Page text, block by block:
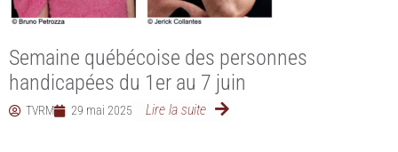
Semaine québécoise des personnes
handicapées du 1er au 7 juin
TVRM 29 mai 2025 Lire la suite